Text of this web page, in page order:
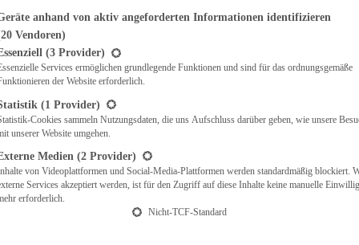
anhand von aktiv angeforderten Informationen identifizieren
Vendoren)
eine Liste der Service-Gruppen, für die eine Einwilligung erteilt werden
(3 Provider)
Services ermöglichen grundlegende Funktionen und sind für das ordnungsgemäße
der Website erforderlich.
(1 Provider)
Cookies sammeln Nutzungsdaten, die uns Aufschluss darüber geben, wie unsere
unserer Website umgehen.
Medien (2 Provider)
von Videoplattformen und Social-Media-Plattformen werden standardmäßig blockiert.
Services akzeptiert werden, ist für den Zugriff auf diese Inhalte keine manuelle
erforderlich.
Nicht-TCF-Standard